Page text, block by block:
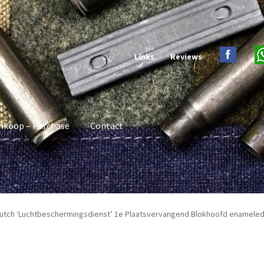
Links Reviews
– Purchase Contact
‘Luchtbeschermingsdienst’ 1e Plaatsvervangend Blokhoofd